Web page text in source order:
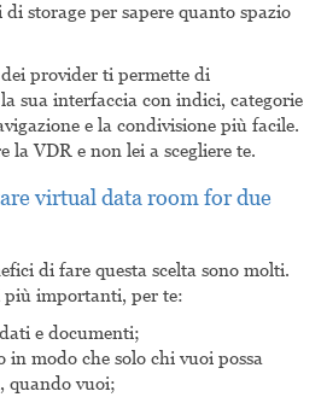
storage per sapere quanto spazio
provider ti permette di
sua interfaccia con indici, categorie
e la condivisione più facile.
la VDR e non lei a scegliere te.
virtual data room for due
di fare questa scelta sono molti.
più importanti, per te:
e documenti;
in modo che solo chi vuoi possa
quando vuoi;